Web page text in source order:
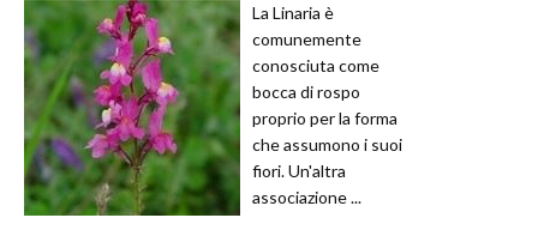
La Linaria è
comunemente
conosciuta come
bocca di rospo
proprio per la forma
che assumono i suoi
fiori. Un'altra
associazione ...